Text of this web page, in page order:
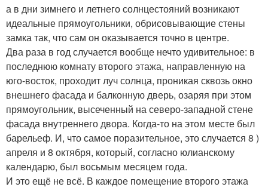
а в дни зимнего и летнего солнцестояний возникают
идеальные прямоугольники, обрисовывающие стены
замка так, что сам он оказывается точно в центре.
Два раза в год случается вообще нечто удивительное: в
последнюю комнату второго этажа, направленную на
юго-восток, проходит луч солнца, проникая сквозь окно
внешнего фасада и балконную дверь, озаряя при этом
прямоугольник, высеченный на северо-западной стене
фасада внутреннего двора. Когда-то на этом месте был
барельеф. И, что самое поразительное, это случается 8 )
апреля и 8 октября, который, согласно юлианскому
календарю, был восьмым месяцем года.
И это ещё не всё. В каждое помещение второго этажа